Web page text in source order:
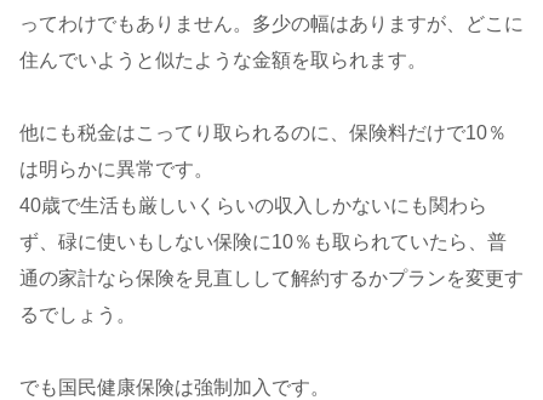
ってわけでもありません。多少の幅はありますが、どこに
住んでいようと似たような金額を取られます。
他にも税金はこってり取られるのに、保険料だけで10％
は明らかに異常です。
40歳で生活も厳しいくらいの収入しかないにも関わら
ず、碌に使いもしない保険に10％も取られていたら、普
通の家計なら保険を見直しして解約するかプランを変更す
るでしょう。
でも国民健康保険は強制加入です。